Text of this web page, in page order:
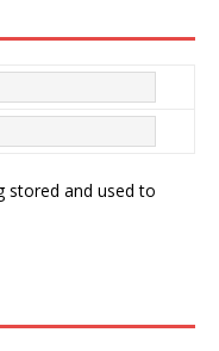
stored and used to